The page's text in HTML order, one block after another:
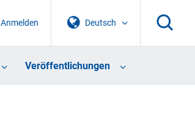
Deutsch
Anmelden
Veröffentlichungen